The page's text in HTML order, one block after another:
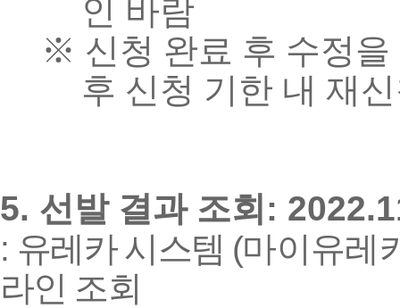
인 바람
※ 신청 완료 후 수정
후 신청 기한 내 재
5. 선발 결과 조회:
: 유레카 시스템 (마이유레
라인 조회